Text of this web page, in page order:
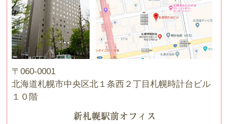
〒060-0001
北海道札幌市中央区北１条西２丁目札幌時計台ビル
１０階